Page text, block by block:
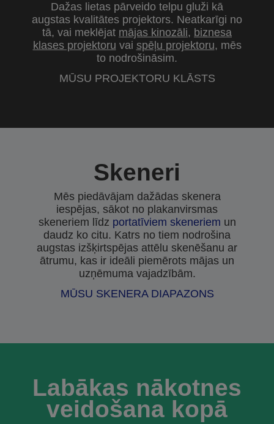
Dažas lietas pārveido telpu gluži kā
augstas kvalitātes projektors. Neatkarīgi no
tā, vai meklējat mājas kinozāli, biznesa
klases projektoru vai spēļu projektoru, mēs
to nodrošināsim.
MŪSU PROJEKTORU KLĀSTS
Skeneri
Mēs piedāvājam dažādas skenera
iespējas, sākot no plakanvirsmas
skeneriem līdz portatīviem skeneriem un
daudz ko citu. Katrs no tiem nodrošina
augstas izšķirtspējas attēlu skenēšanu ar
ātrumu, kas ir ideāli piemērots mājas un
uzņēmuma vajadzībām.
MŪSU SKENERA DIAPAZONS
Labākas nākotnes
veidošana kopā